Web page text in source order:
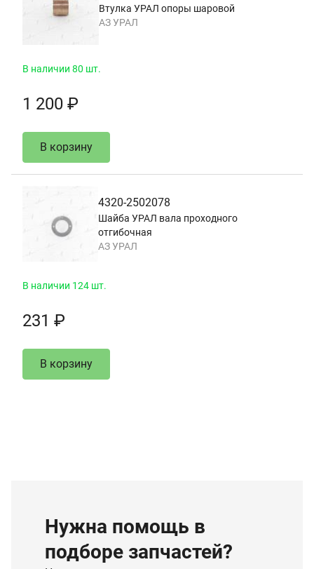
Втулка УРАЛ опоры шаровой
АЗ УРАЛ
В наличии 80 шт.
1 200 ₽
В корзину
4320-2502078
Шайба УРАЛ вала проходного
отгибочная
АЗ УРАЛ
В наличии 124 шт.
231 ₽
В корзину
Нужна помощь в
подборе запчастей?